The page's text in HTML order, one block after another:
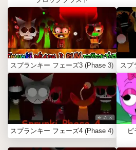
スプランキー フェーズ3 (Phase 3) スプ
スプランキー フェーズ4 (Phase 4)